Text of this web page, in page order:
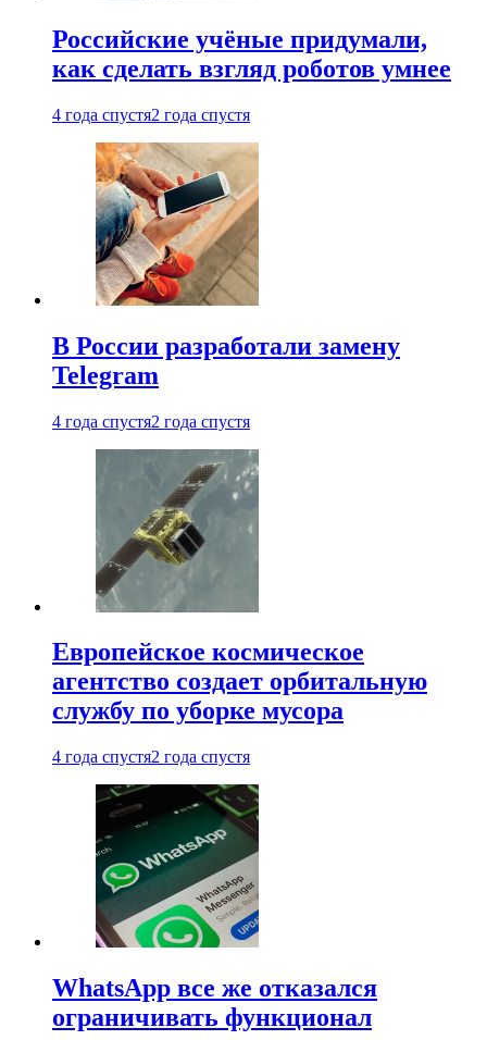
Российские учёные придумали,
как сделать взгляд роботов умнее
4 года спустя2 года спустя
В России разработали замену
Telegram
4 года спустя2 года спустя
Европейское космическое
агентство создает орбитальную
службу по уборке мусора
4 года спустя2 года спустя
WhatsApp все же отказался
ограничивать функционал